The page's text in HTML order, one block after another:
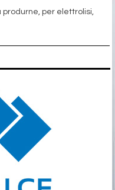
per elettrolisi,